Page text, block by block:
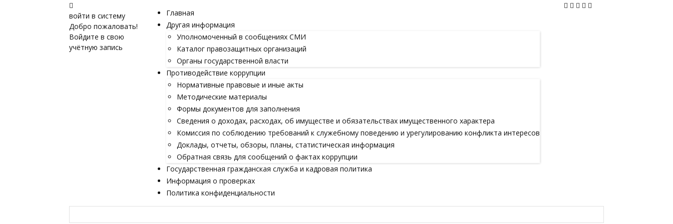
Главная
Другая информация
Уполномоченный в сообщениях СМИ
Каталог правозащитных организаций
Органы государственной власти
Противодействие коррупции
Нормативные правовые и иные акты
Методические материалы
Формы документов для заполнения
Сведения о доходах, расходах, об имуществе и обязательствах имущественного характера
Комиссия по соблюдению требований к служебному поведению и урегулированию конфликта интересов
Доклады, отчеты, обзоры, планы, статистическая информация
Обратная связь для сообщений о фактах коррупции
Государственная гражданская служба и кадровая политика
Информация о проверках
Политика конфиденциальности
войти в систему
Добро пожаловать!
Войдите в свою
учётную запись